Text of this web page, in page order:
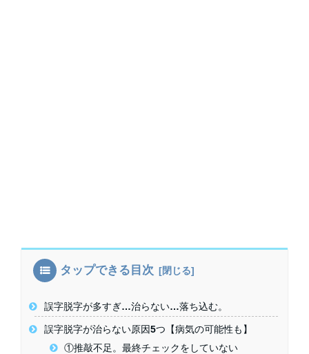
タップできる目次
誤字脱字が多すぎ…治らない…落ち込む。
誤字脱字が治らない原因5つ【病気の可能性も】
①推敲不足。最終チェックをしていない